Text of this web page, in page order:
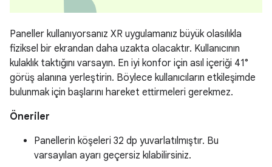
Paneller kullanıyorsanız XR uygulamanız büyük olasılıkla
fiziksel bir ekrandan daha uzakta olacaktır. Kullanıcının
kulaklık taktığını varsayın. En iyi konfor için asıl içeriği 41°
görüş alanına yerleştirin. Böylece kullanıcıların etkileşimde
bulunmak için başlarını hareket ettirmeleri gerekmez.
Öneriler
Panellerin köşeleri 32 dp yuvarlatılmıştır. Bu
varsayılan ayarı geçersiz kılabilirsiniz.